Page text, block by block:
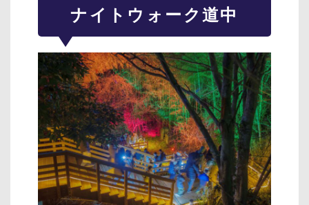
ナイトウォーク道中